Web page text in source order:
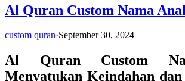
Al Quran Custom Nama
custom quran·September 30, 2024
Al Quran Custom
Menyatukan Keindahan